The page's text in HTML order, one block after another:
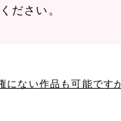
ださい。
にない作品も可能です